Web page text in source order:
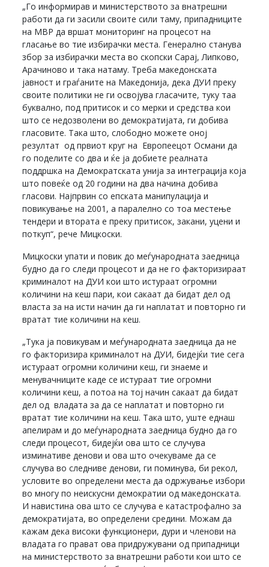
„Го информирав и министерството за внатрешни
работи да ги засили своите сили таму, припадниците
на МВР да вршат мониторинг на процесот на
гласање во тие избирачки места. Генерално станува
збор за избирачки места во скопски Сарај, Липково,
Арачиново и така натаму. Треба македонската
јавност и граѓаните на Македонија, дека ДУИ преку
своите политики не ги освојува гласачите, туку таа
буквално, под притисок и со мерки и средства кои
што се недозволени во демократијата, ги добива
гласовите. Така што, слободно можете оној
резултат од првиот круг на Европеецот Османи да
го поделите со два и ќе ја добиете реалната
поддршка на Демократската унија за интеграција која
што повеќе од 20 години на два начина добива
гласови. Најпрвин со епската манипулација и
повикување на 2001, а паралелно со тоа местење
тендери и втората е преку притисок, закани, уцени и
поткуп“, рече Мицкоски.
Мицкоски упати и повик до меѓународната заедница
будно да го следи процесот и да не го факторизираат
криминалот на ДУИ кои што истураат огромни
количини на кеш пари, кои сакаат да бидат дел од
власта за на исти начин да ги наплатат и повторно ги
вратат тие количини на кеш.
„Тука ја повикувам и меѓународната заедница да не
го факторизира криминалот на ДУИ, бидејќи тие сега
истураат огромни количини кеш, ги знаеме и
менувачниците каде се истураат тие огромни
количини кеш, а потоа на тој начин сакаат да бидат
дел од владата за да се наплатат и повторно ги
вратат тие количини на кеш. Така што, уште еднаш
апелирам и до меѓународната заедница будно да го
следи процесот, бидејќи ова што се случува
изминативе денови и ова што очекуваме да се
случува во следниве денови, ги поминува, би рекол,
условите во определени места да одржување избори
во многу по неискусни демократии од македонската.
И навистина ова што се случува е катастрофално за
демократијата, во определени средини. Можам да
кажам дека високи функционери, дури и членови на
владата го прават ова придружувани од припадници
на министерството за внатрешни работи кои што се